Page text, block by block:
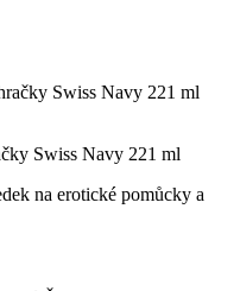
Swiss Navy 221 ml
na erotické pomůcky a